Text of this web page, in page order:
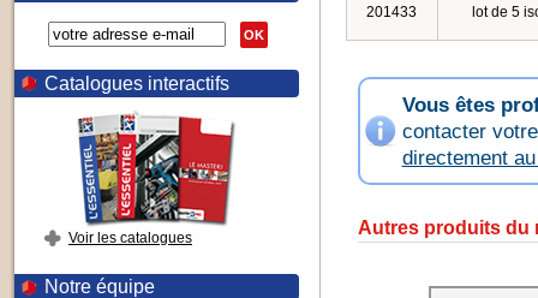
OK
Catalogues interactifs
Voir les catalogues
Notre équipe
201433 lot de 5
Vous êtes
contacter
directement
Autres produits du